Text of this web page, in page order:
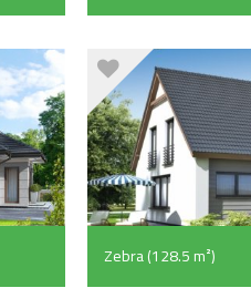
Zebra (128.5 m²)